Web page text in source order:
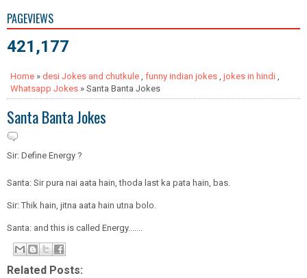
PAGEVIEWS
421,177
Home » desi Jokes and chutkule funny indian jokes jokes in hindi
Whatsapp Jokes » Santa Banta Jokes
Santa Banta Jokes
Sir: Define Energy ?
Santa: Sir pura nai aata hain, thoda last ka pata hain, bas.
Sir: Thik hain, jitna aata hain utna bolo.
Santa: and this is called Energy.......
Related Posts: